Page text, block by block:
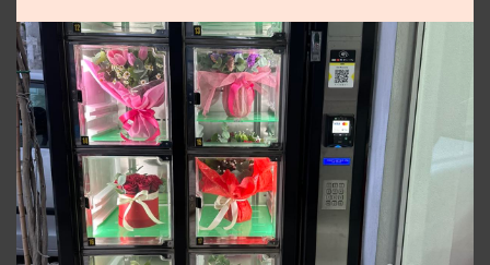
Φυτό Σπαθίφυλλο
Χριστουγεννιάτικη
Πιατέλα